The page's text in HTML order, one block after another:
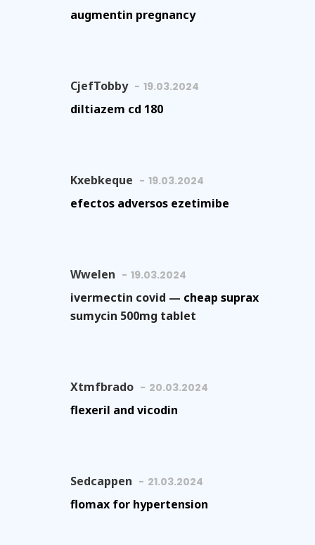
augmentin pregnancy
CjefTobby 19.03.2024
diltiazem cd 180
Kxebkeque 19.03.2024
efectos adversos ezetimibe
Wwelen 19.03.2024
ivermectin covid — cheap suprax
sumycin 500mg tablet
Xtmfbrado 20.03.2024
flexeril and vicodin
Sedcappen 21.03.2024
flomax for hypertension